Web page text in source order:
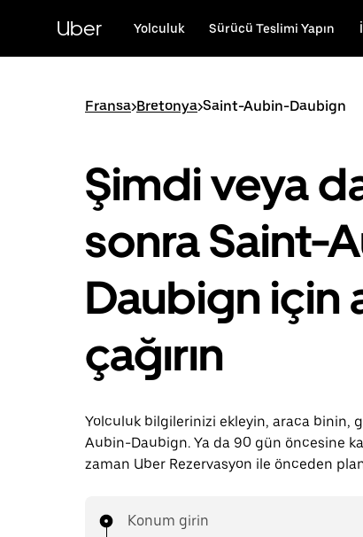
Uber Yolculuk Sürücü Teslimi Yapın
Fransa>Bretonya>Saint-Aubin-Daubign
Şimdi veya
sonra Saint-
Daubign için
çağırın
Yolculuk bilgilerinizi ekleyin, araca binin,
Aubin-Daubign. Ya da 90 gün öncesine
zaman Uber Rezervasyon ile önceden
Konum girin